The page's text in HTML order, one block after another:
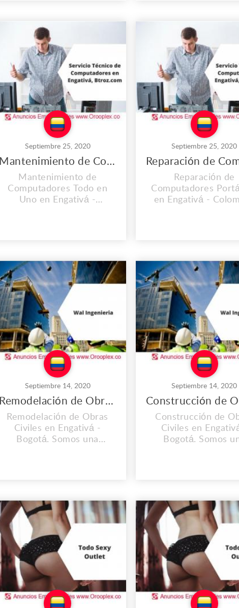
instalados desde el 2008, y
cada día vamos mejorando
nuestras instalaciones,
Contamos con personal
calificado y lo mas
importante con calid...
instalados desde el
cada día vamos
nuestras
Contamos con
calificado y lo
importante con
Septiembre 25, 2020
Mantenimiento de Computadores Todo en Uno en Engativá
Mantenimiento de
Computadores Todo en
Uno en Engativá -
instalados desde el 2008, y
cada día vamos mejorando
nuestras instalaciones,
Contamos con personal
calificado y lo mas
importante con cali...
Septiembre 25, 2020
Reparación de
Computadores
en Engativá -
el 2008, y cada día
mejorando
instalaciones,
con personal
mas importante
calidad ...
Septiembre 14, 2020
Remodelación de Obras Civiles en Engativá
Remodelación de Obras
Civiles en Engativá -
Bogotá. Somos una
civiles, tanto de
construcción como de
mantenimiento, ya que
poseemos la experiencia
en diferentes áreas como
la instalación...
Septiembre 14, 2020
Construcción de
Civiles en
Bogotá. Somos
civiles, tanto de
construcción como
mantenimiento, ya
poseemos la
en diferentes áreas
la instalación...